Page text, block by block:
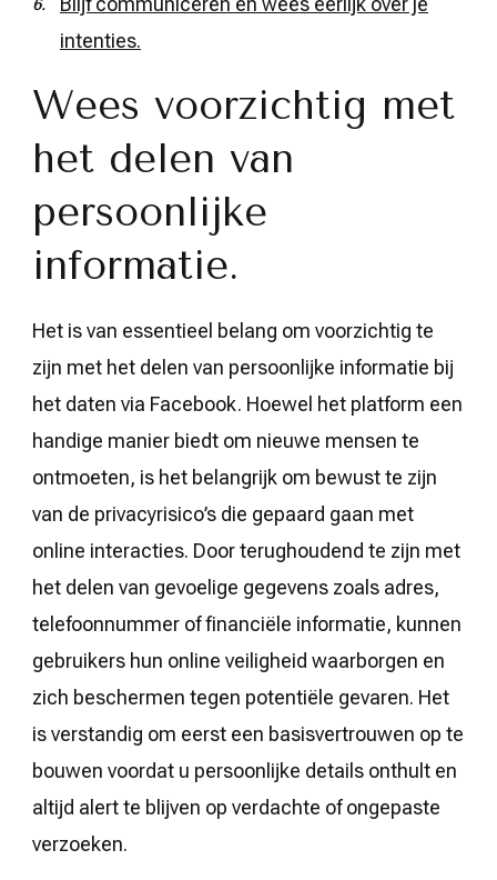
intenties.
Wees voorzichtig met
het delen van
persoonlijke
informatie.
Het is van essentieel belang om voorzichtig te
zijn met het delen van persoonlijke informatie bij
het daten via Facebook. Hoewel het platform een
handige manier biedt om nieuwe mensen te
ontmoeten, is het belangrijk om bewust te zijn
van de privacyrisico’s die gepaard gaan met
online interacties. Door terughoudend te zijn met
het delen van gevoelige gegevens zoals adres,
telefoonnummer of financiële informatie, kunnen
gebruikers hun online veiligheid waarborgen en
zich beschermen tegen potentiële gevaren. Het
is verstandig om eerst een basisvertrouwen op te
bouwen voordat u persoonlijke details onthult en
altijd alert te blijven op verdachte of ongepaste
verzoeken.